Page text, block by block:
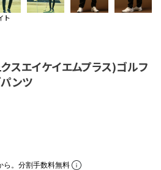
ト
スエイケイエムプラス)ゴルフ
ンツ
ら。分割手数料無料